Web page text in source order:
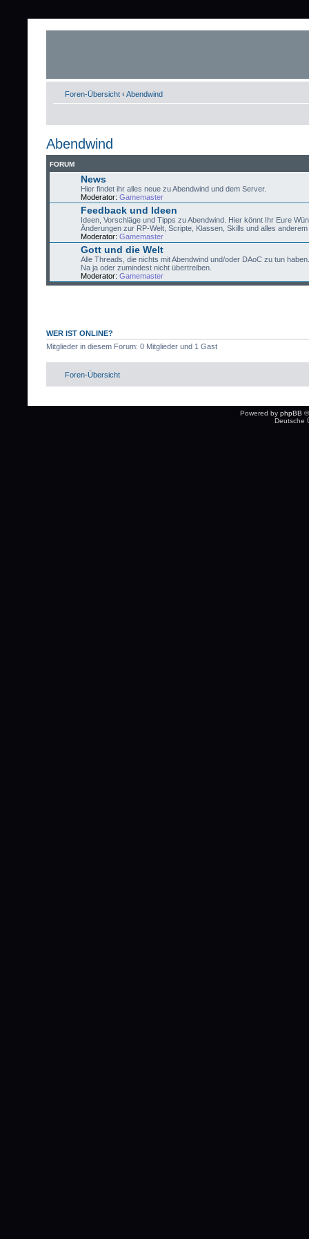
Foren-Übersicht ‹ Abendwind
Abendwind
FORUM
News
Hier findet ihr alles neue zu Abendwind und dem Server.
Moderator: Gamemaster
Feedback und Ideen
Ideen, Vorschläge und Tipps zu Abendwind. Hier könnt Ihr Eure
Änderungen zur RP-Welt, Scripte, Klassen, Skills und alles
Moderator: Gamemaster
Gott und die Welt
Alle Threads, die nichts mit Abendwind und/oder DAoC zu tun
Na ja oder zumindest nicht übertreiben.
Moderator: Gamemaster
WER IST ONLINE?
Mitglieder in diesem Forum: 0 Mitglieder und 1 Gast
Foren-Übersicht
Powered by phpBB
Deutsche